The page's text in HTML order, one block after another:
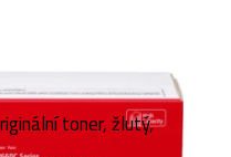
toner, žlutý,